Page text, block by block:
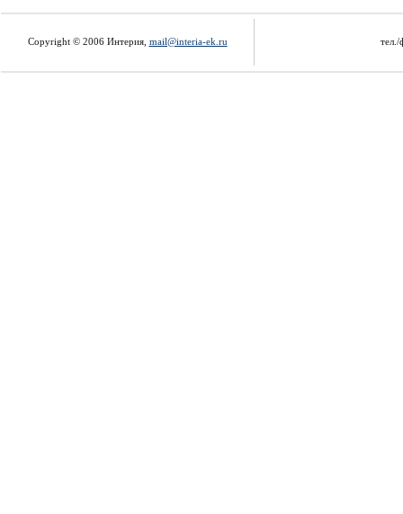
Copyright © 2006 Интерия, mail@interia-ek.ru